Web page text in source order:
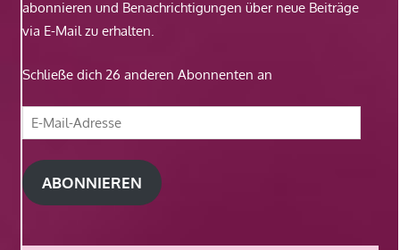
abonnieren und Benachrichtigungen über neue Beiträge
via E-Mail zu erhalten.
Schließe dich 26 anderen Abonnenten an
E-
Mail-
Adresse
ABONNIEREN